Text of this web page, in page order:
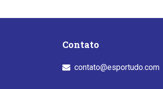
Contato
contato@esportudo.com